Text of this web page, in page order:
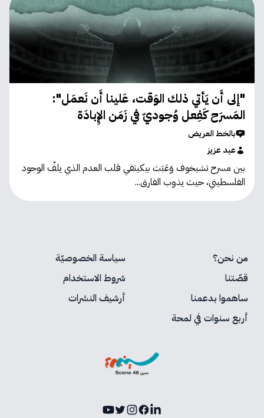
"إلى أَن يَأتي ذلك الوَقت، عَلينا أَن نَعمَل":
المَسرَح كَفِعل وُجوديّ في زَمَن الإِبادَة
بالخط العريض
عيد عزيز
بين مسرح تشيخوف وَعَبَث بيكيتفي قلب العدم الذي يلفّ الوجود
الفلسطيني، حيث يذوب الفارق...
من نحن؟
سياسة الخصوصيّة
قصّتنا
شروط الاستخدام
ساهموا بدعمنا
أرشيف النشرات
أربع سنوات في لمحة
LinkedIn
Facebook
Instagram
Twitter
Youtube